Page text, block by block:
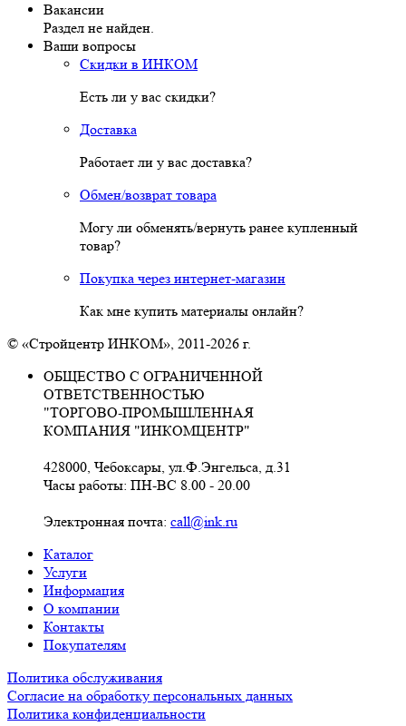
Вакансии
Раздел не найден.
Ваши вопросы
Скидки в ИНКОМ
Есть ли у вас скидки?
Доставка
Работает ли у вас доставка?
Обмен/возврат товара
Могу ли обменять/вернуть ранее купленный
товар?
Покупка через интернет-магазин
Как мне купить материалы онлайн?
© «Стройцентр ИНКОМ», 2011-2026 г.
ОБЩЕСТВО С ОГРАНИЧЕННОЙ
ОТВЕТСТВЕННОСТЬЮ
"ТОРГОВО-ПРОМЫШЛЕННАЯ
КОМПАНИЯ "ИНКОМЦЕНТР"
428000, Чебоксары, ул.Ф.Энгельса, д.31
Часы работы: ПН-ВС 8.00 - 20.00
Электронная почта: call@ink.ru
Каталог
Услуги
Информация
О компании
Контакты
Покупателям
Политика обслуживания
Согласие на обработку персональных данных
Политика конфиденциальности